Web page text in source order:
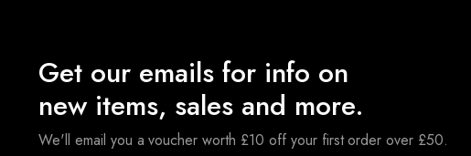
Get our emails for info on
new items, sales and more.
We'll email you a voucher worth £10 off your first order over £50.